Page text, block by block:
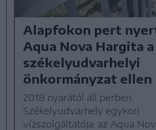
Alapfokon pert
Aqua Nova Hargita a
székelyudvarhelyi
önkormányzat ellen
2018 nyarától áll perben
Székelyudvarhely egykori
vízszolgáltatója, az Aqua